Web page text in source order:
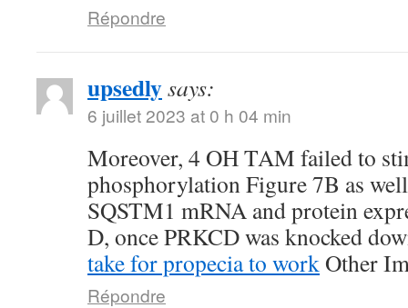
Répondre
upsedlysays:
6 juillet 2023 at 0 h 04 min
Moreover, 4 OH TAM failed to
phosphorylation Figure 7B as
SQSTM1 mRNA and protein
D, once PRKCD was knocked
take for propecia to workOther
Répondre